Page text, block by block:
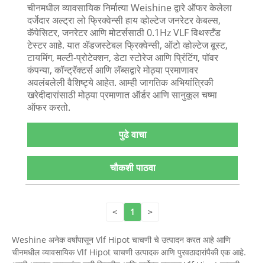
चीनमधील व्यावसायिक निर्मात्या Weishine द्वारे ऑफर केलेला
दर्जेदार अल्ट्रा लो फ्रिक्वेन्सी हाय व्होल्टेज जनरेटर केबल्स,
कॅपेसिटर, जनरेटर आणि मोटर्ससाठी 0.1Hz VLF विथस्टँड
टेस्टर आहे. यात ॲडजस्टेबल फ्रिक्वेन्सी, ऑटो व्होल्टेज बूस्ट,
टायमिंग, मल्टी-प्रोटेक्शन, डेटा स्टोरेज आणि प्रिंटिंग, पॉवर
कंपन्या, कॉन्ट्रॅक्टर्स आणि लॅब्सद्वारे मोठ्या प्रमाणावर
अवलंबलेली वैशिष्ट्ये आहेत. आम्ही जागतिक अभियांत्रिकी
खरेदीदारांसाठी मोठ्या प्रमाणात ऑर्डर आणि सानुकूल चष्मा
ऑफर करतो.
पुढे वाचा
चौकशी पाठवा
< 1 >
Weshine अनेक वर्षांपासून Vlf Hipot चाचणी चे उत्पादन करत आहे आणि
चीनमधील व्यावसायिक Vlf Hipot चाचणी उत्पादक आणि पुरवठादारांपैकी एक आहे.